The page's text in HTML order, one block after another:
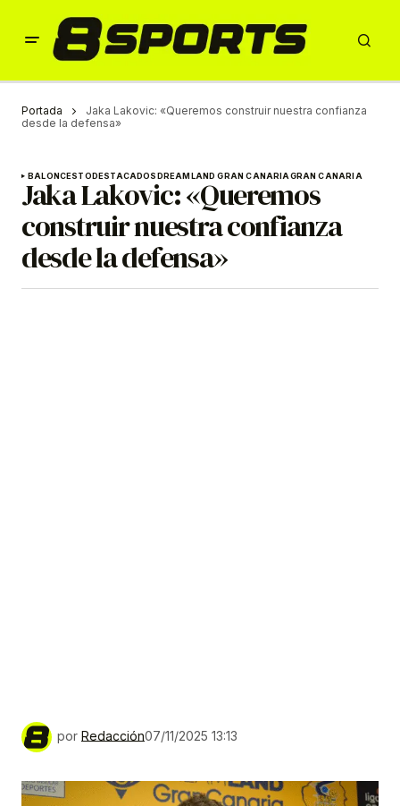
Portada
Jaka Lakovic: «Queremos construir nuestra confianza
desde la defensa»
BALONCESTODESTACADOSDREAMLAND GRAN CANARIAGRAN CANARIA
Jaka Lakovic: «Queremos
construir nuestra confianza
desde la defensa»
por Redacción07/11/2025 13:13